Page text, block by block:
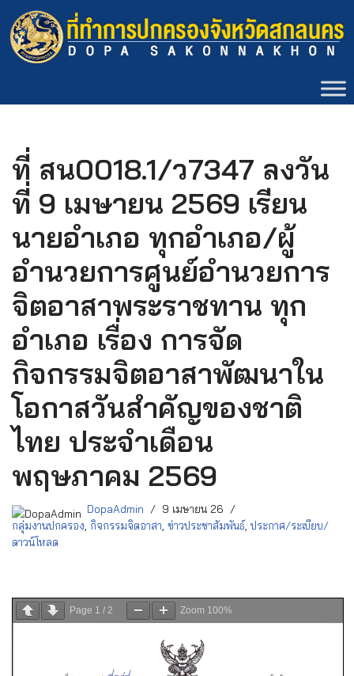
Skip
to
ที่ สน0018.1/ว7347 ลงวัน
ที่ 9 เมษายน 2569 เรียน
นายอำเภอ ทุกอำเภอ/ผู้
อำนวยการศูนย์อำนวยการ
จิตอาสาพระราชทาน ทุก
อำเภอ เรื่อง การจัด
กิจกรรมจิตอาสาพัฒนาใน
โอกาสวันสำคัญของชาติ
ไทย ประจำเดือน
พฤษภาคม 2569
DopaAdmin
9 เมษายน 26
กลุ่มงานปกครอง กิจกรรมจิตอาสา ข่าวประชาสัมพันธ์, ประกาศ/ระเบียบ/
ดาวน์โหลด
Page 1 / 2 Zoom 100%